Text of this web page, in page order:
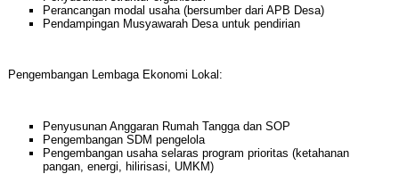
Perancangan modal usaha (bersumber dari APB Desa)
Pendampingan Musyawarah Desa untuk pendirian
Pengembangan Lembaga Ekonomi Lokal:
Penyusunan Anggaran Rumah Tangga dan SOP
Pengembangan SDM pengelola
Pengembangan usaha selaras program prioritas (ketahanan
pangan, energi, hilirisasi, UMKM)